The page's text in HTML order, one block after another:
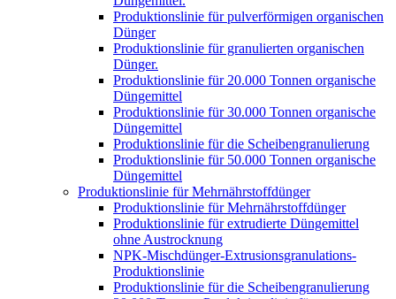
Produktionslinie für pulverförmigen organischen
Dünger
Produktionslinie für granulierten organischen
Dünger.
Produktionslinie für 20.000 Tonnen organische
Düngemittel
Produktionslinie für 30.000 Tonnen organische
Düngemittel
Produktionslinie für die Scheibengranulierung
Produktionslinie für 50.000 Tonnen organische
Düngemittel
Produktionslinie für Mehrnährstoffdünger
Produktionslinie für Mehrnährstoffdünger
Produktionslinie für extrudierte Düngemittel
ohne Austrocknung
NPK-Mischdünger-Extrusionsgranulations-
Produktionslinie
Produktionslinie für die Scheibengranulierung